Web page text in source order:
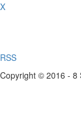
X
RSS
Copyright © 2016 - 8